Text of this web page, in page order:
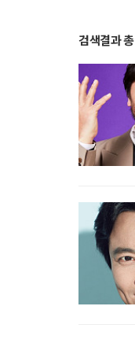
검색결과 총